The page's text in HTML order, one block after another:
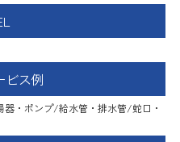
ビス例
・ポンプ/給水管・排水管/蛇口・